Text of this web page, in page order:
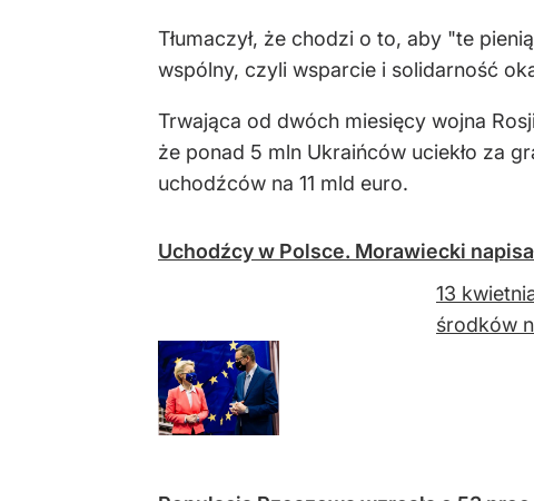
Tłumaczył, że chodzi o to, aby "te
wspólny, czyli wsparcie i solidarność
Trwająca od dwóch miesięcy wojna
że ponad 5 mln Ukraińców uciekło za
uchodźców na 11 mld euro.
Uchodźcy w Polsce. Morawiecki
13
środków